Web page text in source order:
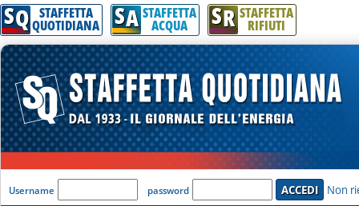
SQ STAFFETTA
QUOTIDIANA SA STAFFETTA
ACQUA SR STAFFETTA
RIFIUTI
'Modulo Login per accedere'
Username password Non